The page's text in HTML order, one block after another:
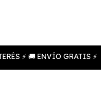
⚡ 🚚 ENVÍO GRATIS ⚡